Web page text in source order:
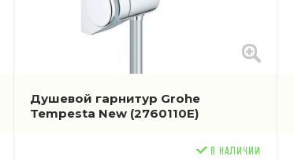
Душевой гарнитур Grohe
Tempesta New (2760110E)